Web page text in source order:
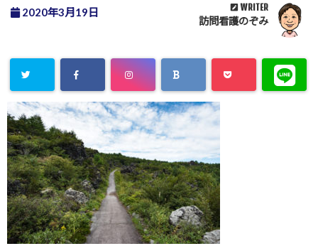
2020年3月19日 WRITER
訪問看護のぞみ